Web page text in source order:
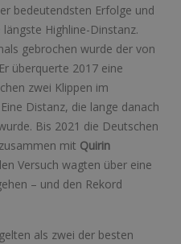
bedeutendsten Erfolge und
Highline-Dinstanz.
gebrochen wurde der von
überquerte 2017 eine
zwei Klippen im
Distanz, die lange danach
Bis 2021 die Deutschen
mit Quirin
Versuch wagten über eine
– und den Rekord
als zwei der besten